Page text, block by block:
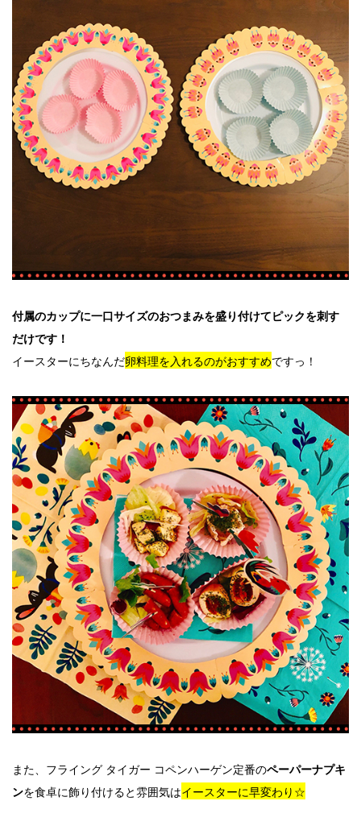
付属のカップに一口サイズのおつまみを盛り付けてピックを刺す
だけです！
イースターにちなんだ卵料理を入れるのがおすすめですっ！
また、フライング タイガー コペンハーゲン定番のペーパーナプキ
ンを食卓に飾り付けると雰囲気はイースターに早変わり☆